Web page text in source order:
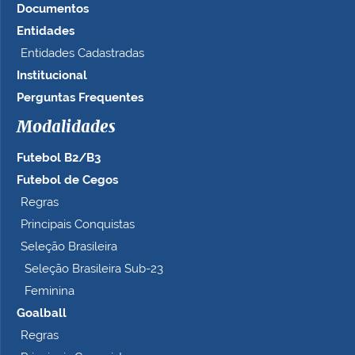
a
h
o
c
m
p
e
…
Documentos
Entidades
Entidades Cadastradas
Institucional
Perguntas Frequentes
Modalidades
Futebol B2/B3
Futebol de Cegos
Regras
Principais Conquistas
Seleção Brasileira
Seleção Brasileira Sub-23
Feminina
Goalball
Regras